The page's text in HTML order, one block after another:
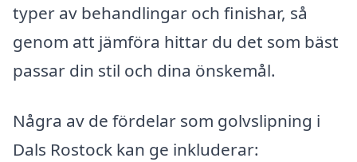
typer av behandlingar och finishar, så
genom att jämföra hittar du det som bäst
passar din stil och dina önskemål.
Några av de fördelar som golvslipning i
Dals Rostock kan ge inkluderar: